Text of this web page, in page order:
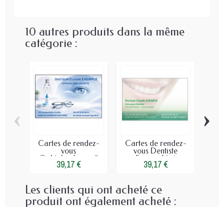
10 autres produits dans la même
catégorie :
Cartes de rendez-
vous
Ophtalmologue 3
39,17 €
Cartes de rendez-
vous Dentiste
Sourire Vert
39,17 €
‹ ›
Les clients qui ont acheté ce
produit ont également acheté :